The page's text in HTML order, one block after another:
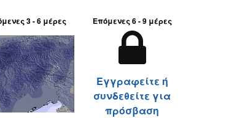
3 - 6 μέρες Επόμενες 6 - 9 μέρες
Εγγραφείτε ή
συνδεθείτε για
πρόσβαση